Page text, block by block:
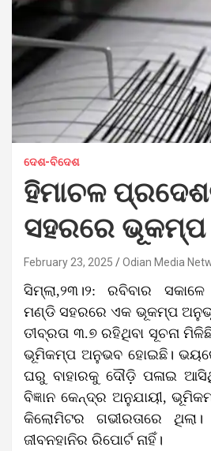
ଦେଶ-ବିଦେଶ
ହିମାଚଳ
ସହରରେ ଭୂକମ୍ପ
February 23, 2025 Odian Media
ସିମ୍‌ଲା,୨୩।୨: ରବିବାର
ମଣ୍ଡି ସହରରେ ଏକ ଭୂକମ୍ପ
ତୀବ୍ରତା ୩.୭ ରହିଥିବା ସୂଚନା
ଭୂମିକମ୍ପ ଅନୁଭବ ହୋଇଛି।
ଘରୁ ବାହାରକୁ ଦୌଡ଼ି ପଳାଇ
ବିଜ୍ଞାନ କେନ୍ଦ୍ର ଅନୁଯାୟୀ,
କିଲୋମିଟର ଗଭୀରତାରେ
ଜୀବନହାନିର ରିପୋର୍ଟ ନାହିଁ।